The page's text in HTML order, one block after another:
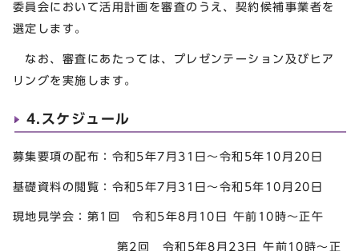
委員会において活用計画を審査のうえ、契約候補事業者を
選定します。
なお、審査にあたっては、プレゼンテーション及びヒア
リングを実施します。
4.スケジュール
募集要項の配布：令和5年7月31日～令和5年10月20日
基礎資料の閲覧：令和5年7月31日～令和5年10月20日
現地見学会：第1回 令和5年8月10日 午前10時～正午
第2回 令和5年8月23日 午前10時～正